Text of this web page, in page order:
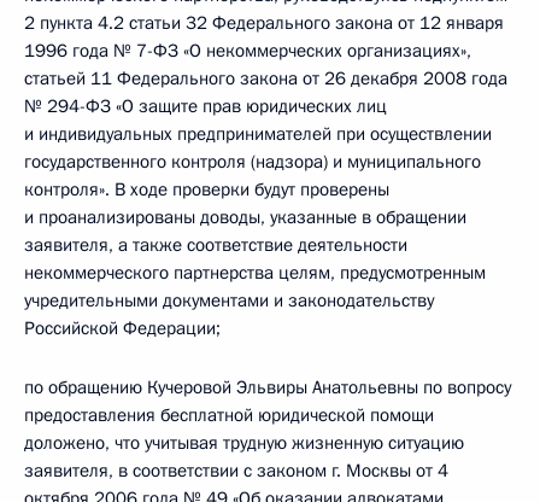
2 пункта 4.2 статьи 32 Федерального закона от 12 января
1996 года № 7-ФЗ «О некоммерческих организациях»,
статьей 11 Федерального закона от 26 декабря 2008 года
№ 294-ФЗ «О защите прав юридических лиц
и индивидуальных предпринимателей при осуществлении
государственного контроля (надзора) и муниципального
контроля». В ходе проверки будут проверены
и проанализированы доводы, указанные в обращении
заявителя, а также соответствие деятельности
некоммерческого партнерства целям, предусмотренным
учредительными документами и законодательству
Российской Федерации;
по обращению Кучеровой Эльвиры Анатольевны по вопросу
предоставления бесплатной юридической помощи
доложено, что учитывая трудную жизненную ситуацию
заявителя, в соответствии с законом г. Москвы от 4